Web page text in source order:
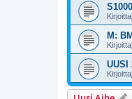
M:
UUSI